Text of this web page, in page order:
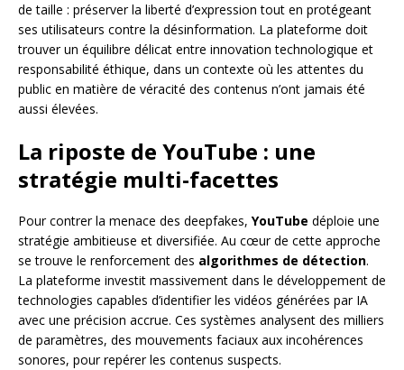
de taille : préserver la liberté d’expression tout en protégeant
ses utilisateurs contre la désinformation. La plateforme doit
trouver un équilibre délicat entre innovation technologique et
responsabilité éthique, dans un contexte où les attentes du
public en matière de véracité des contenus n’ont jamais été
aussi élevées.
La riposte de YouTube : une
stratégie multi-facettes
Pour contrer la menace des deepfakes, YouTube déploie une
stratégie ambitieuse et diversifiée. Au cœur de cette approche
se trouve le renforcement des algorithmes de détection.
La plateforme investit massivement dans le développement de
technologies capables d’identifier les vidéos générées par IA
avec une précision accrue. Ces systèmes analysent des milliers
de paramètres, des mouvements faciaux aux incohérences
sonores, pour repérer les contenus suspects.